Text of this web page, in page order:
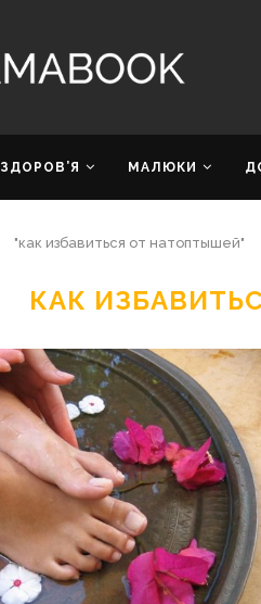
ЗДОРОВ’Я МАЛЮКИ
"как избавиться от натоптышей"
КАК